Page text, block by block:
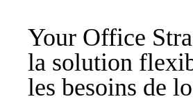
Your Office
la solution
les besoins de